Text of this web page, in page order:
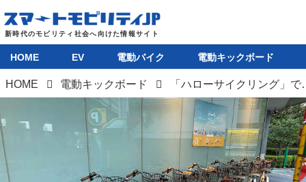
HOME EV 電動バイク 電動キックボード
HOME 電動キックボード 「ハローサイクリング」で